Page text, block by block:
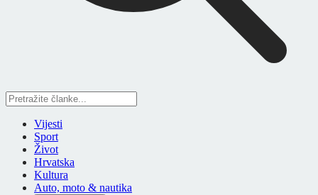
Vijesti
Sport
Život
Hrvatska
Kultura
Auto, moto & nautika